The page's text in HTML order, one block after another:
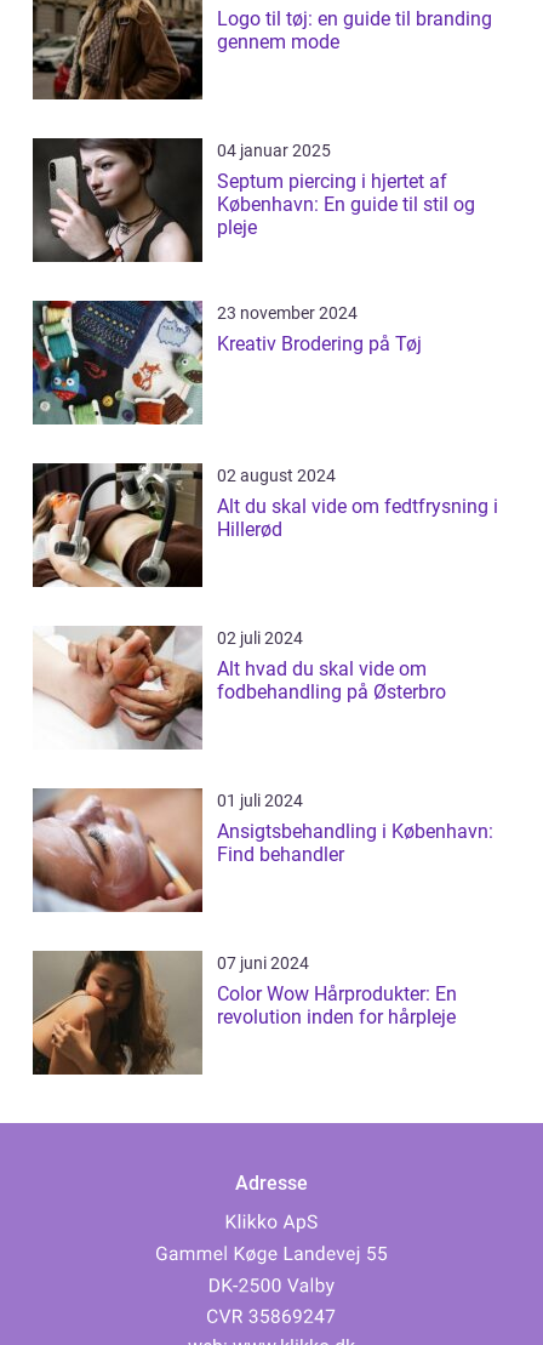
Logo til tøj: en guide til branding
gennem mode
04 januar 2025
Septum piercing i hjertet af
København: En guide til stil og
pleje
23 november 2024
Kreativ Brodering på Tøj
02 august 2024
Alt du skal vide om fedtfrysning i
Hillerød
02 juli 2024
Alt hvad du skal vide om
fodbehandling på Østerbro
01 juli 2024
Ansigtsbehandling i København:
Find behandler
07 juni 2024
Color Wow Hårprodukter: En
revolution inden for hårpleje
Adresse